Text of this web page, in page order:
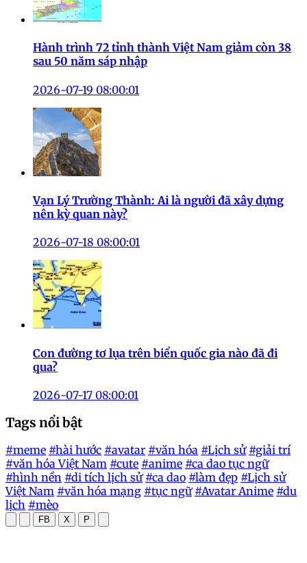
Hành trình 72 tỉnh thành Việt Nam giảm còn 38
sau 50 năm sáp nhập
2026-07-19 08:00:01
Vạn Lý Trường Thành: Ai là người đã xây dựng
nên kỳ quan này?
2026-07-18 08:00:01
Con đường tơ lụa trên biển quốc gia nào đã đi
qua?
2026-07-17 08:00:01
Tags nổi bật
#meme #hài hước #avatar #văn hóa #Lịch sử #giải trí
#văn hóa Việt Nam #cute #anime #ca dao tục ngữ
#hình nền #di tích lịch sử #ca dao #làm đẹp #Lịch sử
Việt Nam #văn hóa mạng #tục ngữ #Avatar Anime #du
lịch #mèo
FB X P